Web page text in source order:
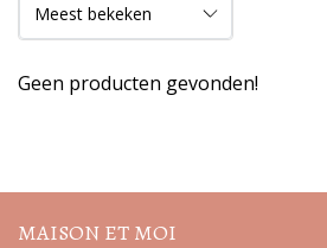
Geen producten gevonden!
acties
MAISON ET MOI